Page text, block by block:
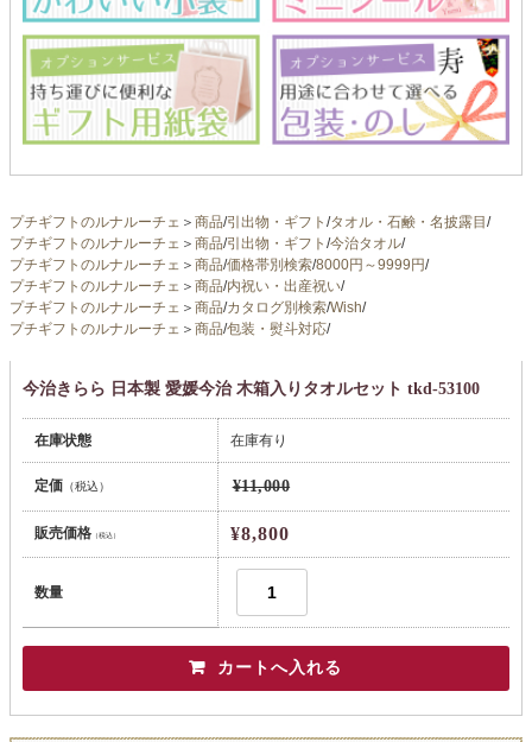
プチギフトのルナルーチェ ＞ 商品/引出物・ギフト /タオル・石鹸・名披露目/
プチギフトのルナルーチェ ＞ 商品/引出物・ギフト /今治タオル/
プチギフトのルナルーチェ ＞ 商品/価格帯別検索/8000円～9999円/
プチギフトのルナルーチェ ＞ 商品/内祝い・出産祝い/
プチギフトのルナルーチェ ＞ 商品/カタログ別検索/Wish/
プチギフトのルナルーチェ ＞ 商品/包装・熨斗対応/
今治きらら 日本製 愛媛今治 木箱入りタオルセット tkd-53100
在庫状態 在庫有り
定価（税込） ¥11,000
販売価格（税込） ¥8,800
数量